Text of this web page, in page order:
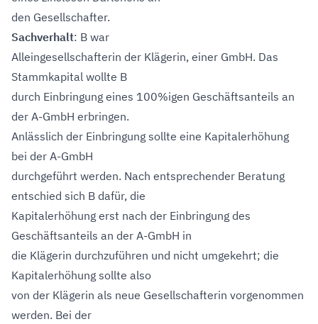
den Gesellschafter.
Sachverhalt: B war
Alleingesellschafterin der Klägerin, einer GmbH. Das
Stammkapital wollte B
durch Einbringung eines 100%igen Geschäftsanteils an
der A-GmbH erbringen.
Anlässlich der Einbringung sollte eine Kapitalerhöhung
bei der A-GmbH
durchgeführt werden. Nach entsprechender Beratung
entschied sich B dafür, die
Kapitalerhöhung erst nach der Einbringung des
Geschäftsanteils an der A-GmbH in
die Klägerin durchzuführen und nicht umgekehrt; die
Kapitalerhöhung sollte also
von der Klägerin als neue Gesellschafterin vorgenommen
werden. Bei der